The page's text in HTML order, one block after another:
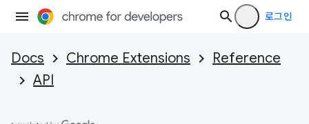
로그인
Docs Chrome Extensions
Reference
API